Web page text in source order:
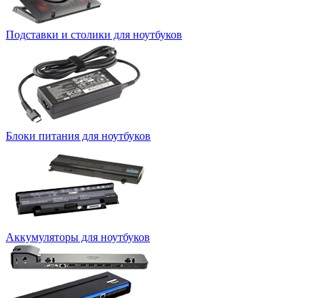
Подставки и столики для ноутбуков
Блоки питания для ноутбуков
Аккумуляторы для ноутбуков